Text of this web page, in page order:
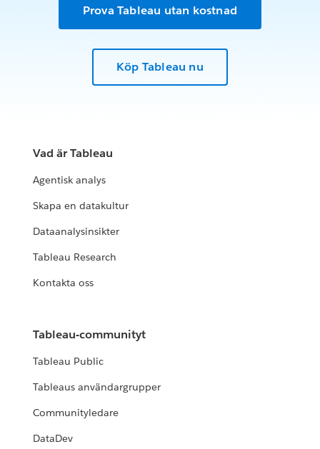
Prova Tableau utan kostnad
Köp Tableau nu
Vad är Tableau
Agentisk analys
Skapa en datakultur
Dataanalysinsikter
Tableau Research
Kontakta oss
Tableau-communityt
Tableau Public
Tableaus användargrupper
Communityledare
DataDev